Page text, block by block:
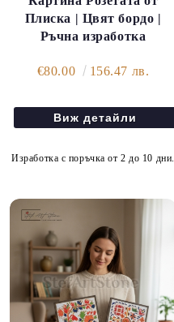
Плиска | Цвят бордо |
Ръчна изработка
€80.00 156.47 лв.
Виж детайли
Изработка с поръчка от 2 до 10 дни.